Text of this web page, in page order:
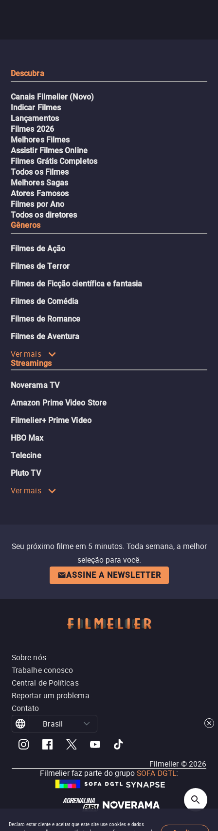
Declaro estar ciente e aceitar que este site use cookies e dados
Descubra
Canais Filmelier (Novo)
Indicar Filmes
Lançamentos
Filmes 2026
Melhores Filmes
Assistir Filmes Online
Filmes Grátis Completos
Todos os Filmes
Melhores Sagas
Atores Famosos
Filmes por Ano
Todos os diretores
Gêneros
Filmes de Ação
Filmes de Terror
Filmes de Ficção científica e fantasia
Filmes de Comédia
Filmes de Romance
Filmes de Aventura
Ver mais
Streamings
Noverama TV
Amazon Prime Video Store
Filmelier+ Prime Video
HBO Max
Telecine
Pluto TV
Ver mais
Seu próximo filme em 5 minutos. Toda semana, a melhor
seleção para você.
ASSINE A NEWSLETTER
Sobre nós
Trabalhe conosco
Central de Políticas
Reportar um problema
Contato
Brasil
Filmelier ©2026
Filmelier faz parte do grupoSOFA DGTL: